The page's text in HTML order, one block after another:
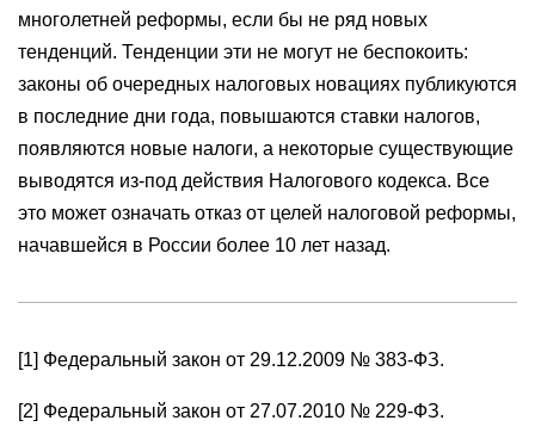
многолетней реформы, если бы не ряд новых
тенденций. Тенденции эти не могут не беспокоить:
законы об очередных налоговых новациях публикуются
в последние дни года, повышаются ставки налогов,
появляются новые налоги, а некоторые существующие
выводятся из-под действия Налогового кодекса. Все
это может означать отказ от целей налоговой реформы,
начавшейся в России более 10 лет назад.
[1] Федеральный закон от 29.12.2009 № 383-ФЗ.
[2] Федеральный закон от 27.07.2010 № 229-ФЗ.